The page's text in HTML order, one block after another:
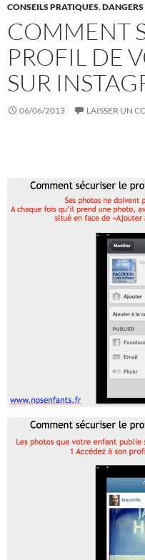
CONSEILS PRATIQUES,DANGERS
COMMENT
PROFIL DE
SUR
06/06/2013 LAISSER UN